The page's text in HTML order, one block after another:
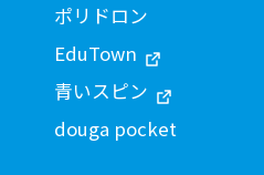
ポリドロン
EduTown
青いスピン
douga pocket